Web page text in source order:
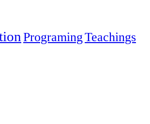
ProgramingTeachings